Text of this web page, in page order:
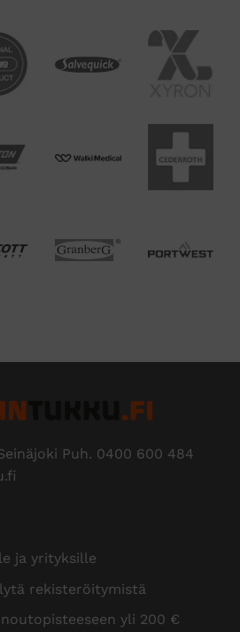
Puh. 0400 600 484
ja yrityksille
rekisteröitymistä
yli 200 €